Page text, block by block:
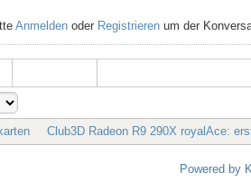
Anmelden oder Registrieren um der
Club3D Radeon R9 290X royalAce:
Powered by